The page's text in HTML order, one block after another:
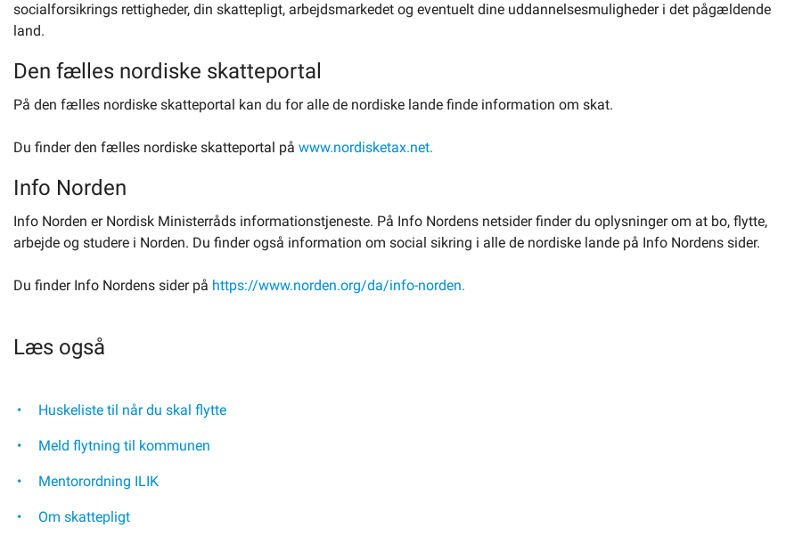
Om kommunen
socialforsikrings rettigheder, din skattepligt, arbejdsmarkedet og eventuelt dine uddannelsesmuligheder i det pågældende
land.
Den fælles nordiske skatteportal
På den fælles nordiske skatteportal kan du for alle de nordiske lande finde information om skat.
Du finder den fælles nordiske skatteportal på www.nordisketax.net.
Info Norden
Info Norden er Nordisk Ministerråds informationstjeneste. På Info Nordens netsider finder du oplysninger om at bo, flytte,
arbejde og studere i Norden. Du finder også information om social sikring i alle de nordiske lande på Info Nordens sider.
Du finder Info Nordens sider på https://www.norden.org/da/info-norden.
Læs også
Huskeliste til når du skal flytte
Meld flytning til kommunen
Mentorordning ILIK
Om skattepligt